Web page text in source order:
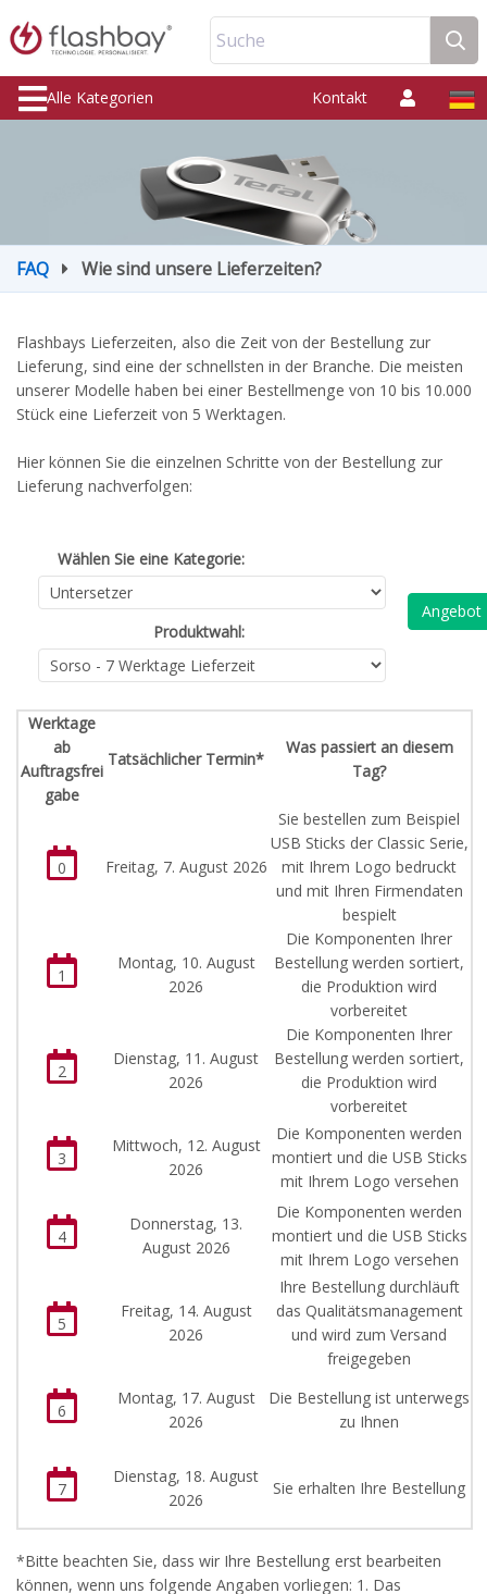
Suche
Alle Kategorien Kontakt
FAQ Wie sind unsere Lieferzeiten?
Flashbays Lieferzeiten, also die Zeit von der Bestellung zur
Lieferung, sind eine der schnellsten in der Branche. Die meisten
unserer Modelle haben bei einer Bestellmenge von 10 bis 10.000
Stück eine Lieferzeit von 5 Werktagen.
Hier können Sie die einzelnen Schritte von der Bestellung zur
Lieferung nachverfolgen:
Wählen Sie eine Kategorie:
Produktwahl:
Angebot
Werktage
ab
Auftragsfrei
gabe
Tatsächlicher Termin*
Was passiert an diesem
Tag?
0 Freitag, 7. August 2026
Sie bestellen zum Beispiel
USB Sticks der Classic Serie,
mit Ihrem Logo bedruckt
und mit Ihren Firmendaten
bespielt
1
Montag, 10. August
2026
Die Komponenten Ihrer
Bestellung werden sortiert,
die Produktion wird
vorbereitet
2
Dienstag, 11. August
2026
Die Komponenten Ihrer
Bestellung werden sortiert,
die Produktion wird
vorbereitet
3
Mittwoch, 12. August
2026
Die Komponenten werden
montiert und die USB Sticks
mit Ihrem Logo versehen
4
Donnerstag, 13.
August 2026
Die Komponenten werden
montiert und die USB Sticks
mit Ihrem Logo versehen
5
Freitag, 14. August
2026
Ihre Bestellung durchläuft
das Qualitätsmanagement
und wird zum Versand
freigegeben
6
Montag, 17. August
2026
Die Bestellung ist unterwegs
zu Ihnen
7
Dienstag, 18. August
2026
Sie erhalten Ihre Bestellung
*Bitte beachten Sie, dass wir Ihre Bestellung erst bearbeiten
können, wenn uns folgende Angaben vorliegen: 1. Das